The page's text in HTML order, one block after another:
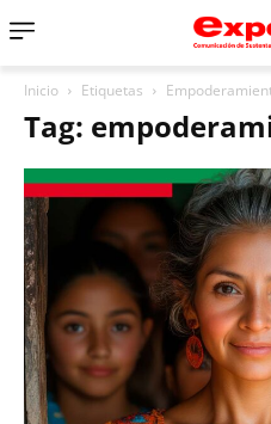
Inicio Etiquetas
Tag: